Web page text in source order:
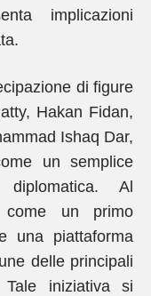
implicazioni
di figure
Hakan Fidan,
Ishaq Dar,
un semplice
Al
come un primo
una piattaforma
delle principali
iniziativa si